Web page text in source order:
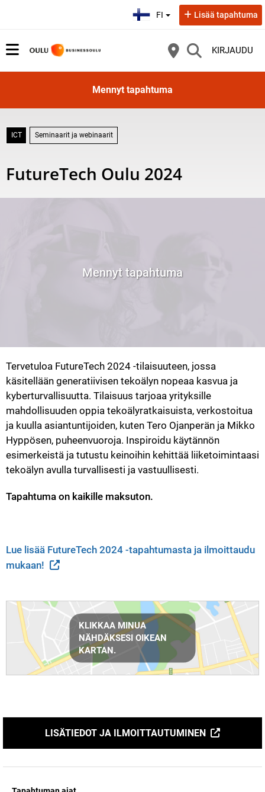
FI Lisää tapahtuma
KIRJAUDU
Mennyt tapahtuma
ICT Seminaarit ja webinaarit
FutureTech Oulu 2024
Mennyt tapahtuma
Tervetuloa FutureTech 2024 -tilaisuuteen, jossa
käsitellään generatiivisen tekoälyn nopeaa kasvua ja
kyberturvallisuutta. Tilaisuus tarjoaa yrityksille
mahdollisuuden oppia tekoälyratkaisuista, verkostoitua
ja kuulla asiantuntijoiden, kuten Tero Ojanperän ja Mikko
Hyppösen, puheenvuoroja. Inspiroidu käytännön
esimerkeistä ja tutustu keinoihin kehittää liiketoimintaasi
tekoälyn avulla turvallisesti ja vastuullisesti.
Tapahtuma on kaikille maksuton.
Lue lisää FutureTech 2024 -tapahtumasta ja ilmoittaudu
mukaan!
Reittiohjeet
KLIKKAA MINUA
NÄHDÄKSESI OIKEAN
KARTAN.
LISÄTIEDOT JA ILMOITTAUTUMINEN